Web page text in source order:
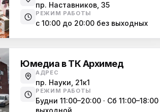
пр. Наставников, 35
РЕЖИМ РАБОТЫ
с 10:00 до 20:00 без выходных
Юмедиа в ТК Архимед
АДРЕС
пр. Науки, 21к1
РЕЖИМ РАБОТЫ
Будни 11:00–20:00 · Сб